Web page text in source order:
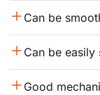
Can be
Can be
Good